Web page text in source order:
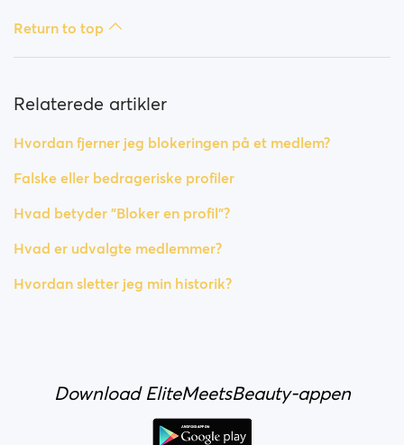
Return to top
Relaterede artikler
Hvordan fjerner jeg blokeringen på et medlem?
Falske eller bedrageriske profiler
Hvad betyder "Bloker en profil"?
Hvad er udvalgte medlemmer?
Hvordan sletter jeg min historik?
Download EliteMeetsBeauty-appen